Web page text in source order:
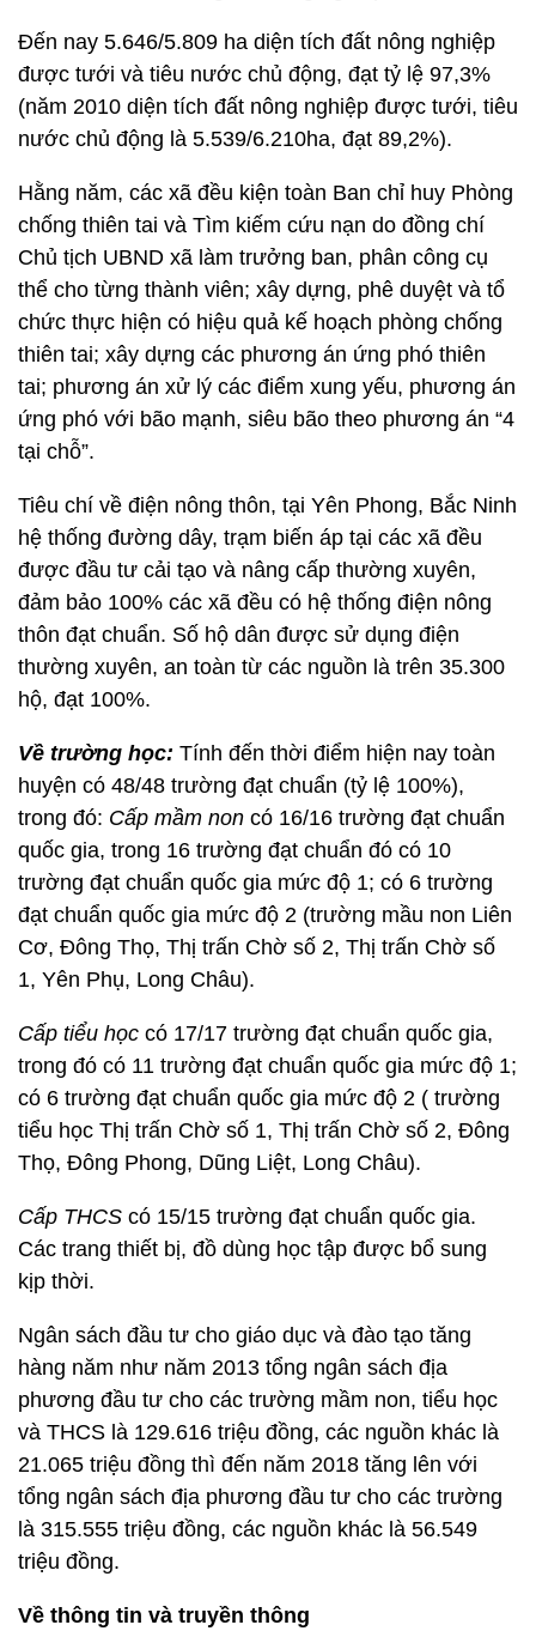
Đến nay 5.646/5.809 ha diện tích đất nông nghiệp
được tưới và tiêu nước chủ động, đạt tỷ lệ 97,3%
(năm 2010 diện tích đất nông nghiệp được tưới, tiêu
nước chủ động là 5.539/6.210ha, đạt 89,2%).
Hằng năm, các xã đều kiện toàn Ban chỉ huy Phòng
chống thiên tai và Tìm kiếm cứu nạn do đồng chí
Chủ tịch UBND xã làm trưởng ban, phân công cụ
thể cho từng thành viên; xây dựng, phê duyệt và tổ
chức thực hiện có hiệu quả kế hoạch phòng chống
thiên tai; xây dựng các phương án ứng phó thiên
tai; phương án xử lý các điểm xung yếu, phương án
ứng phó với bão mạnh, siêu bão theo phương án “4
tại chỗ”.
Tiêu chí về điện nông thôn, tại Yên Phong, Bắc Ninh
hệ thống đường dây, trạm biến áp tại các xã đều
được đầu tư cải tạo và nâng cấp thường xuyên,
đảm bảo 100% các xã đều có hệ thống điện nông
thôn đạt chuẩn. Số hộ dân được sử dụng điện
thường xuyên, an toàn từ các nguồn là trên 35.300
hộ, đạt 100%.
Về trường học: Tính đến thời điểm hiện nay toàn
huyện có 48/48 trường đạt chuẩn (tỷ lệ 100%),
trong đó: Cấp mầm non có 16/16 trường đạt chuẩn
quốc gia, trong 16 trường đạt chuẩn đó có 10
trường đạt chuẩn quốc gia mức độ 1; có 6 trường
đạt chuẩn quốc gia mức độ 2 (trường mầu non Liên
Cơ, Đông Thọ, Thị trấn Chờ số 2, Thị trấn Chờ số
1, Yên Phụ, Long Châu).
Cấp tiểu học có 17/17 trường đạt chuẩn quốc gia,
trong đó có 11 trường đạt chuẩn quốc gia mức độ 1;
có 6 trường đạt chuẩn quốc gia mức độ 2 ( trường
tiểu học Thị trấn Chờ số 1, Thị trấn Chờ số 2, Đông
Thọ, Đông Phong, Dũng Liệt, Long Châu).
Cấp THCS có 15/15 trường đạt chuẩn quốc gia.
Các trang thiết bị, đồ dùng học tập được bổ sung
kịp thời.
Ngân sách đầu tư cho giáo dục và đào tạo tăng
hàng năm như năm 2013 tổng ngân sách địa
phương đầu tư cho các trường mầm non, tiểu học
và THCS là 129.616 triệu đồng, các nguồn khác là
21.065 triệu đồng thì đến năm 2018 tăng lên với
tổng ngân sách địa phương đầu tư cho các trường
là 315.555 triệu đồng, các nguồn khác là 56.549
triệu đồng.
Về thông tin và truyền thông